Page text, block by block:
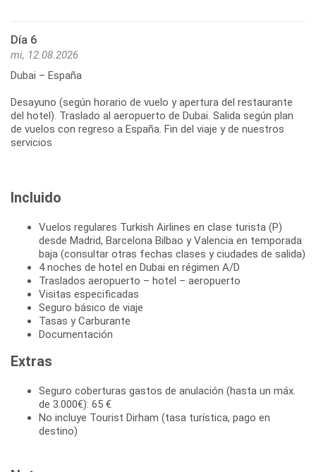
Día 6
mi, 12.08.2026
Dubai – España
Desayuno (según horario de vuelo y apertura del restaurante
del hotel). Traslado al aeropuerto de Dubai. Salida según plan
de vuelos con regreso a España. Fin del viaje y de nuestros
servicios
Incluido
Vuelos regulares Turkish Airlines en clase turista (P)
desde Madrid, Barcelona Bilbao y Valencia en temporada
baja (consultar otras fechas clases y ciudades de salida)
4 noches de hotel en Dubai en régimen A/D
Traslados aeropuerto – hotel – aeropuerto
Visitas especificadas
Seguro básico de viaje
Tasas y Carburante
Documentación
Extras
Seguro coberturas gastos de anulación (hasta un máx.
de 3.000€): 65 €
No incluye Tourist Dirham (tasa turística, pago en
destino)